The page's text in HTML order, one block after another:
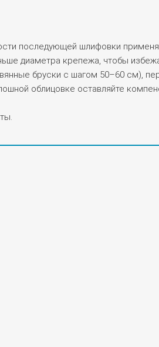
последующей шлифовки
диаметра крепежа, чтобы
бруски с шагом 50–60 см),
облицовке оставляйте